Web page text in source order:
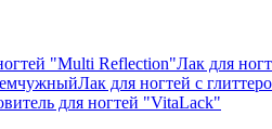
"Multi Reflection"Лак для
Лак для ногтей с
для ногтей "VitaLack"